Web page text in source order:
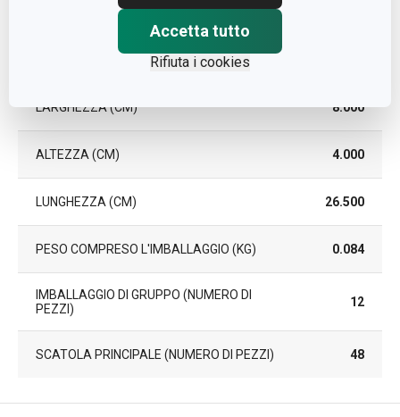
Accetta tutto
Rifiuta i cookies
LARGHEZZA (CM) 8.000
ALTEZZA (CM) 4.000
LUNGHEZZA (CM) 26.500
PESO COMPRESO L'IMBALLAGGIO (KG) 0.084
IMBALLAGGIO DI GRUPPO (NUMERO DI
PEZZI)
12
SCATOLA PRINCIPALE (NUMERO DI PEZZI) 48